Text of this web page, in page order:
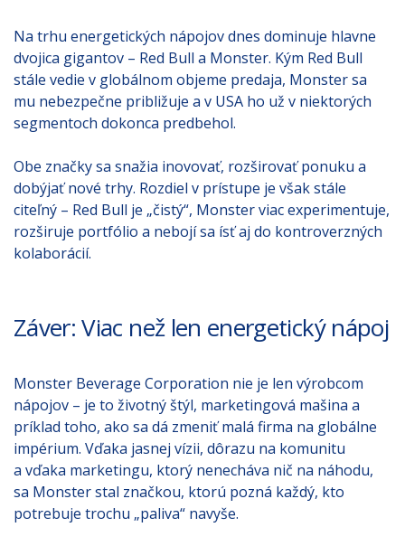
Na trhu energetických nápojov dnes dominuje hlavne
dvojica gigantov – Red Bull a Monster. Kým Red Bull
stále vedie v globálnom objeme predaja, Monster sa
mu nebezpečne približuje a v USA ho už v niektorých
segmentoch dokonca predbehol.
Obe značky sa snažia inovovať, rozširovať ponuku a
dobýjať nové trhy. Rozdiel v prístupe je však stále
citeľný – Red Bull je „čistý“, Monster viac experimentuje,
rozširuje portfólio a nebojí sa ísť aj do kontroverzných
kolaborácií.
Záver: Viac než len energetický nápoj
Monster Beverage Corporation nie je len výrobcom
nápojov – je to životný štýl, marketingová mašina a
príklad toho, ako sa dá zmeniť malá firma na globálne
impérium. Vďaka jasnej vízii, dôrazu na komunitu
a vďaka marketingu, ktorý nenecháva nič na náhodu,
sa Monster stal značkou, ktorú pozná každý, kto
potrebuje trochu „paliva“ navyše.